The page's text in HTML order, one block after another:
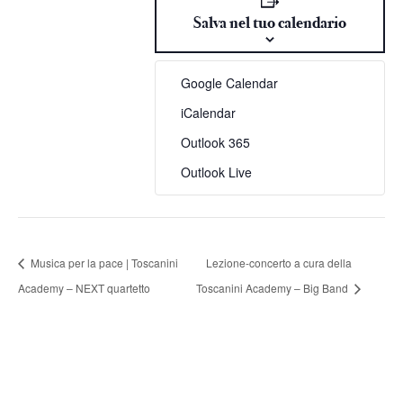
Salva nel tuo calendario
Google Calendar
iCalendar
Outlook 365
Outlook Live
Musica per la pace | Toscanini
Academy – NEXT quartetto
Lezione-concerto a cura della
Toscanini Academy – Big Band